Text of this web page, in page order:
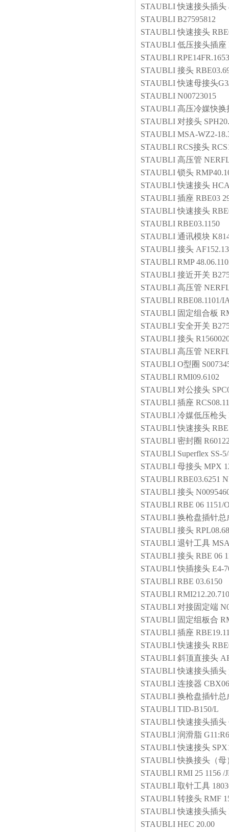
STAUBLI 快速接头插头
STAUBLI B27595812
STAUBLI 快速接头
STAUBLI 低压接头插座
STAUBLI
STAUBLI 接头
STAUBLI 快速母接头
STAUBLI N00723015
STAUBLI 高压冷媒快换
STAUBLI 对接头
STAUBLI MSA-WZ2-
STAUBLI RCS接头
STAUBLI 高压管
STAUBLI 锁头
STAUBLI 快速接头
STAUBLI 插座 RBE03
STAUBLI 快速接头
STAUBLI RBE03.1150
STAUBLI 通讯模块
STAUBLI 接头 AF152.13
STAUBLI RMP
STAUBLI 接近开关
STAUBLI 高压管
STAUBLI RBE08.1101/
STAUBLI 固定组合板
STAUBLI 安全开关
STAUBLI 接头
STAUBLI 高压管
STAUBLI O型圈
STAUBLI RMI09.6102
STAUBLI 对公接头
STAUBLI 插座
STAUBLI 冷媒低压枪头
STAUBLI 快速接头
STAUBLI 密封圈
STAUBLI Superflex SS-
STAUBLI 母接头 MPX
STAUBLI RBE03.6251
STAUBLI 接头
STAUBLI RBE 06 1151/
STAUBLI 换枪盘插针总
STAUBLI 接头
STAUBLI 退针工具
STAUBLI 接头 RBE 06
STAUBLI 快插接头 E4-
STAUBLI RBE 03.6150
STAUBLI
STAUBLI 对接固定端
STAUBLI 固定组板合
STAUBLI 插座
STAUBLI 快速接头
STAUBLI 斜顶直接头
STAUBLI 快速接头插头
STAUBLI 连接器
STAUBLI 换枪盘插针总
STAUBLI TID-B150/L
STAUBLI 快速接头插头
STAUBLI 润滑脂
STAUBLI 快速接头
STAUBLI 快换接头（母
STAUBLI RMI 25 1156 /
STAUBLI 取针工具
STAUBLI 转接头 RMF
STAUBLI 快速接头插头
STAUBLI HEC 20.00